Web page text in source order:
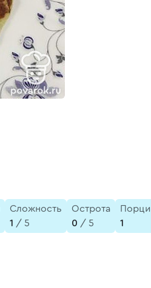
Сложность
1 / 5
Острота
0 / 5
1